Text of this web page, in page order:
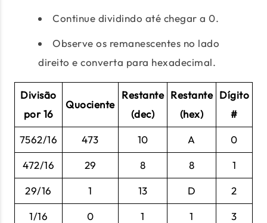
Continue dividindo até chegar a 0.
Observe os remanescentes no lado
direito e converta para hexadecimal.
Divisão
por 16
Quociente
Restante
(dec)
Restante
(hex)
Dígito
#
7562/16 473 10 A 0
472/16 29 8 8 1
29/16 1 13 D 2
1/16 0 1 1 3